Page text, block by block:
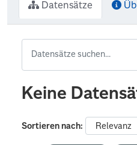
Datensätze
Keine
Sortieren nach